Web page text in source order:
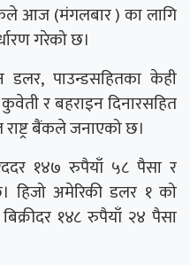
आज (मंगलबार ) का लागि
गरेको छ।
पाउन्डसहितका केही
र बहराइन दिनारसहित
बैंकले जनाएको छ।
१४७ रुपैयाँ ५८ पैसा र
हिजो अमेरिकी डलर १ को
१४८ रुपैयाँ २४ पैसा